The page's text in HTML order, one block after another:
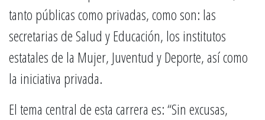
tanto públicas como privadas, como son: las
secretarias de Salud y Educación, los institutos
estatales de la Mujer, Juventud y Deporte, así como
la iniciativa privada.
El tema central de esta carrera es: “Sin excusas,